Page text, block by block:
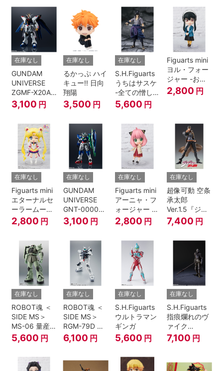
在庫なし
GUNDAM
UNIVERSE
ZGMF-X20A
STRIKE
FREEDOM
3,100 円
在庫なし
るかっぷ ハイ
キュー!! 日向
翔陽
3,500 円
在庫なし
S.H.Figuarts
うちはサスケ
-全ての憎しみ
を背負う者-
『NARUTO -
5,600 円
Figuarts mini
ヨル・フォー
ジャー -おで
けけこーで-
『SPY×FAMILY』
2,800 円
在庫なし
Figuarts mini
エターナルセ
ーラームーン-
Cosmos
edition-『美
ラームーン
Cosmos』
2,800 円
在庫なし
GUNDAM
UNIVERSE
GNT-0000
00 QAN[T]
3,100 円
在庫なし
Figuarts mini
アーニャ・フ
ォージャー -
おでけけこー
で-
2,800 円
在庫なし
超像可動 空条
承太郎
Ver.1.5『ジョ
ジョの奇妙な
冒険 第3部』
7,400 円
在庫なし
ROBOT魂 ＜
SIDE MS＞
MS-06 量産
型ザク ver.
A.N.I.M.E.
5,600 円
在庫なし
ROBOT魂 ＜
SIDE MS＞
RGM-79D ジ
ム寒冷地仕様
ver.
6,100 円
在庫なし
S.H.Figuarts
ウルトラマン
ギンガ
5,600 円
在庫なし
S.H.Figuarts
指痕爛れのヴ
ァイク
『ELDEN
RING』
7,100 円